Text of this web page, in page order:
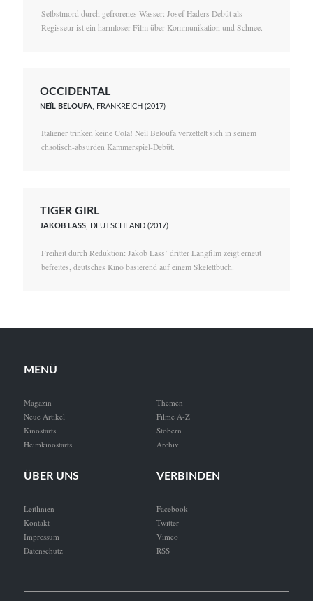
Selbstmord durch gefrorenes Wasser: Josef Haders Debüt als
Regisseur ist ein harmloser Film über Kommunikation und Schnee.
OCCIDENTAL
NEÏL BELOUFA , FRANKREICH (2017)
Italiener trinken keine Cola! Neïl Beloufa verzettelt sich in seinem
chaotisch-absurden Kammerspiel-Debüt.
TIGER GIRL
JAKOB LASS, DEUTSCHLAND (2017)
Freiheit durch Reduktion: Jakob Lass’ dritter Langfilm zeigt erneut
befreites, deutsches Kino basierend auf einem Skelettbuch.
MENÜ
Magazin
Neue Artikel
Kinostarts
Heimkinostarts
Themen
Filme A-Z
Stöbern
Archiv
ÜBER UNS
Leitlinien
Kontakt
Impressum
Datenschutz
VERBINDEN
Facebook
Twitter
Vimeo
RSS